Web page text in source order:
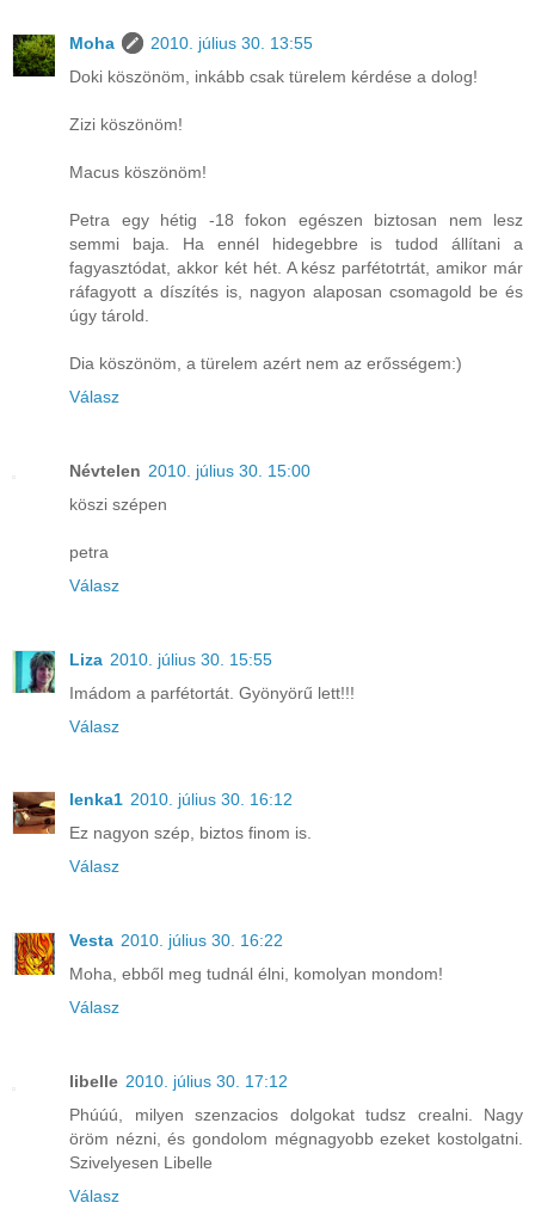
Moha
2010. július 30. 13:55
Doki köszönöm, inkább csak türelem kérdése a dolog!
Zizi köszönöm!
Macus köszönöm!
Petra egy hétig -18 fokon egészen biztosan nem lesz
semmi baja. Ha ennél hidegebbre is tudod állítani a
fagyasztódat, akkor két hét. A kész parfétotrtát, amikor már
ráfagyott a díszítés is, nagyon alaposan csomagold be és
úgy tárold.
Dia köszönöm, a türelem azért nem az erősségem:)
Válasz
Névtelen 2010. július 30. 15:00
köszi szépen
petra
Válasz
Liza 2010. július 30. 15:55
Imádom a parfétortát. Gyönyörű lett!!!
Válasz
lenka1 2010. július 30. 16:12
Ez nagyon szép, biztos finom is.
Válasz
Vesta 2010. július 30. 16:22
Moha, ebből meg tudnál élni, komolyan mondom!
Válasz
libelle 2010. július 30. 17:12
Phúúú, milyen szenzacios dolgokat tudsz crealni. Nagy
öröm nézni, és gondolom mégnagyobb ezeket kostolgatni.
Szivelyesen Libelle
Válasz